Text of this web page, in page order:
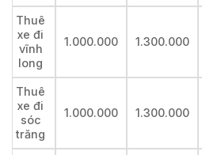
Thuê
xe đi
vĩnh
long
1.000.000 1.300.000
Thuê
xe đi
sóc
trăng
1.000.000 1.300.000